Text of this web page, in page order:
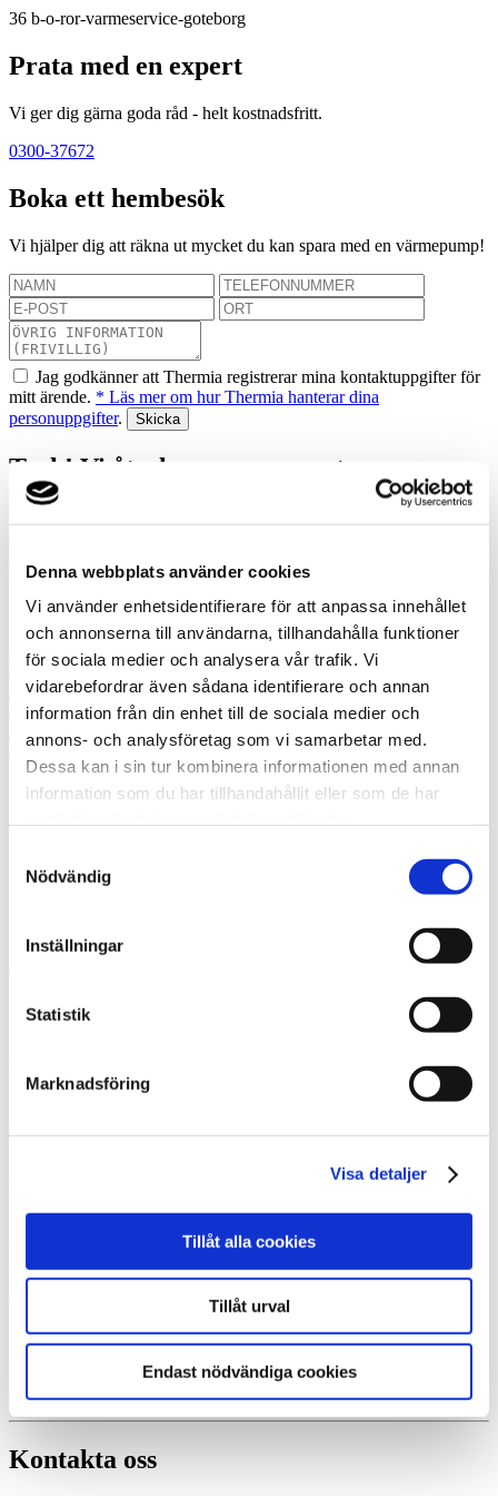
Denna webbplats använder cookies
Vi använder enhetsidentifierare för att anpassa innehållet
och annonserna till användarna, tillhandahålla funktioner
för sociala medier och analysera vår trafik. Vi
vidarebefordrar även sådana identifierare och annan
information från din enhet till de sociala medier och
annons- och analysföretag som vi samarbetar med.
Dessa kan i sin tur kombinera informationen med annan
information som du har tillhandahållit eller som de har
Nödvändig
Inställningar
Statistik
Marknadsföring
Visa detaljer
Tillåt alla cookies
Tillåt urval
Endast nödvändiga cookies
36 b-o-ror-varmeservice-goteborg
Prata med en expert
Vi ger dig gärna goda råd - helt kostnadsfritt.
0300-37672
Boka ett hembesök
Vi hjälper dig att räkna ut mycket du kan spara med en värmepump!
Jag godkänner att Thermia registrerar mina kontaktuppgifter för
mitt ärende. * Läs mer om hur Thermia hanterar dina
personuppgifter.
Tack! Vi återkommer snarast.
Misslyckades
Ring oss
Ring oss om du har några frågor!
0300-37672
Prata med en expert
Begär offert
Kontakta mig
Boka hembesök
Ring oss
Boka hembesök
B & O Rör och Värmeservice AB
- din certifierade återförsäljare i Göteborg.
Vi hjälper dig hitta den värmepumpslösning som passar bäst för just
Vid varje värmepumpsinstallation tar vi ett helhetsansvar och
säkerställer att du får en lösning som du blir helt nöjd med.
Kontakta oss